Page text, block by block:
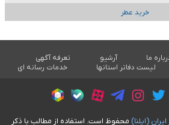
خرید عطر
ما آرشیو
تعرفه آگهی
لیست دفاتر استانها خدمات رسانه ای
(ايلنا) محفوظ است. استفاده از مطالب با ذکر